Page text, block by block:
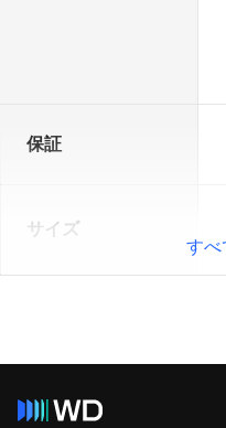
保証
サイズ
すべ